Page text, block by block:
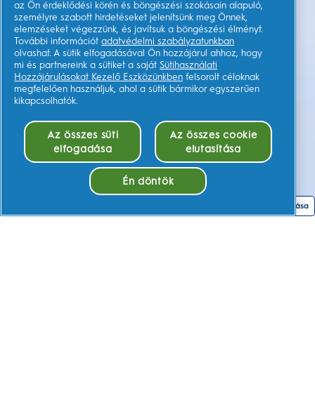
Sütik elfogadása
az Ön érdeklődési körén és böngészési szokásain alapuló,
személyre szabott hirdetéseket jelenítsünk meg Önnek,
elemzéseket végezzünk, és javítsuk a böngészési élményt.
További információt adatvédelmi szabályzatunkban
olvashat. A sütik elfogadásával Ön hozzájárul ahhoz, hogy
mi és partnereink a sütiket a saját Sütihasználati
Hozzájárulásokat Kezelő Eszközünkben felsorolt céloknak
megfelelően használjuk, ahol a sütik bármikor egyszerűen
kikapcsolhatók.
Az összes süti
elfogadása
Az összes cookie
elutasítása
Én döntök